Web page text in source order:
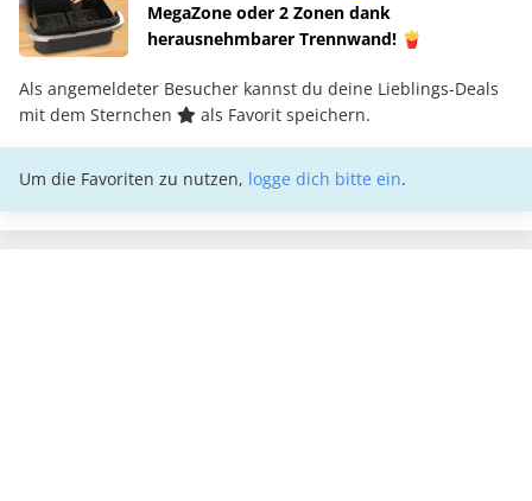
MegaZone oder 2 Zonen dank
herausnehmbarer Trennwand! 🍟
Als angemeldeter Besucher kannst du deine Lieblings-Deals
mit dem Sternchen
als Favorit speichern.
Um die Favoriten zu nutzen, logge dich bitte ein.